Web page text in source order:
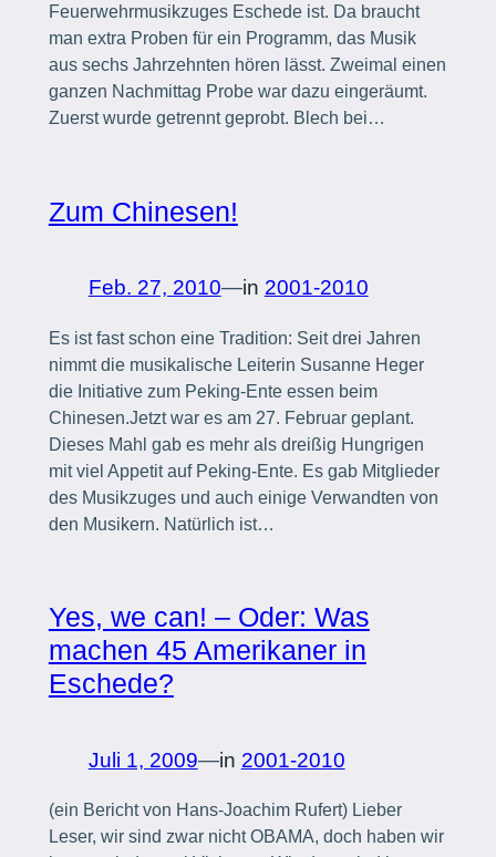
Feuerwehrmusikzuges Eschede ist. Da braucht
man extra Proben für ein Programm, das Musik
aus sechs Jahrzehnten hören lässt. Zweimal einen
ganzen Nachmittag Probe war dazu eingeräumt.
Zuerst wurde getrennt geprobt. Blech bei…
Zum Chinesen!
Feb. 27, 2010—in 2001-2010
Es ist fast schon eine Tradition: Seit drei Jahren
nimmt die musikalische Leiterin Susanne Heger
die Initiative zum Peking-Ente essen beim
Chinesen.Jetzt war es am 27. Februar geplant.
Dieses Mahl gab es mehr als dreißig Hungrigen
mit viel Appetit auf Peking-Ente. Es gab Mitglieder
des Musikzuges und auch einige Verwandten von
den Musikern. Natürlich ist…
Yes, we can! – Oder: Was
machen 45 Amerikaner in
Eschede?
Juli 1, 2009—in 2001-2010
(ein Bericht von Hans-Joachim Rufert) Lieber
Leser, wir sind zwar nicht OBAMA, doch haben wir